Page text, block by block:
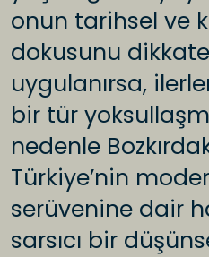
onun tarihsel ve
dokusunu
uygulanırsa,
bir tür
nedenle
Türkiye’nin
serüvenine dair
sarsıcı bir